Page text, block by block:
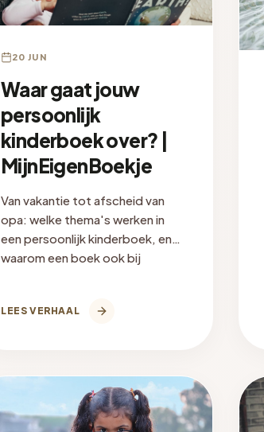
20 JUN
Waar gaat jouw
persoonlijk
kinderboek over? |
MijnEigenBoekje
Van vakantie tot afscheid van
opa: welke thema's werken in
een persoonlijk kinderboek, en
waarom een boek ook bij
LEES VERHAAL